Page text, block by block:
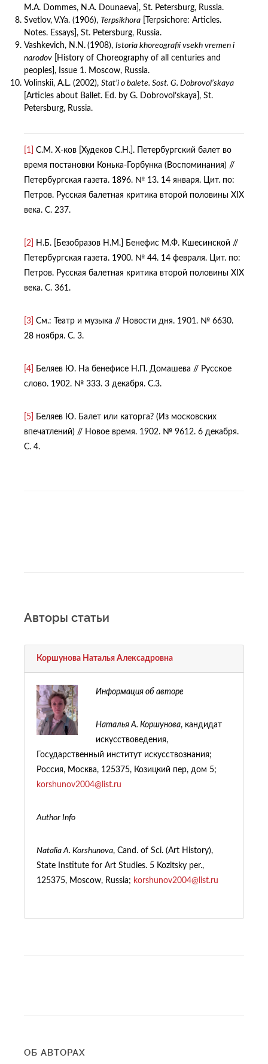
M.A. Dommes, N.A. Dounaeva], St. Petersburg, Russia.
Svetlov, V.Ya. (1906), Terpsikhora [Terpsichore: Articles.
Notes. Essays], St. Petersburg, Russia.
Vashkevich, N.N. (1908), Istoria khoreografii vsekh vremen i
narodov [History of Choreography of all centuries and
peoples], Issue 1. Moscow, Russia.
Volinskii, А.L. (2002), Stat’i o balete. Sost. G. Dobrovol’skaya
[Articles about Ballet. Ed. by G. Dobrovol’skaya], St.
Petersburg, Russia.
[1] С.М. Х-ков [Худеков С.Н.]. Петербургский балет во
время постановки Конька-Горбунка (Воспоминания) //
Петербургская газета. 1896. № 13. 14 января. Цит. по:
Петров. Русская балетная критика второй половины XIX
века. С. 237.
[2]
Н.Б. [Безобразов Н.М.] Бенефис М.Ф. Кшесинской //
Петербургская газета. 1900. № 44. 14 февраля. Цит. по:
Петров. Русская балетная критика второй половины XIX
века. С. 361.
[3] См.: Театр и музыка // Новости дня. 1901. № 6630.
28 ноября. С. 3.
[4]
Беляев Ю. На бенефисе Н.П. Домашева // Русское
слово. 1902. № 333. 3 декабря. С.3.
[5]
Беляев Ю. Балет или каторга? (Из московских
впечатлений) // Новое время. 1902. № 9612. 6 декабря.
С. 4.
Авторы статьи
Коршунова Наталья Aлексадровна
Информация об авторе
Наталья А. Коршунова, кандидат
искусствоведения,
Государственный институт искусствознания;
Россия, Москва, 125375, Козицкий пер, дом 5;
korshunov2004@list.ru
Author Info
Natalia A. Korshunova, Cand. of Sci. (Art History),
State Institute for Art Studies. 5 Kozitsky per.,
125375, Moscow, Russia; korshunov2004@list.ru
ОБ АВТОРАХ